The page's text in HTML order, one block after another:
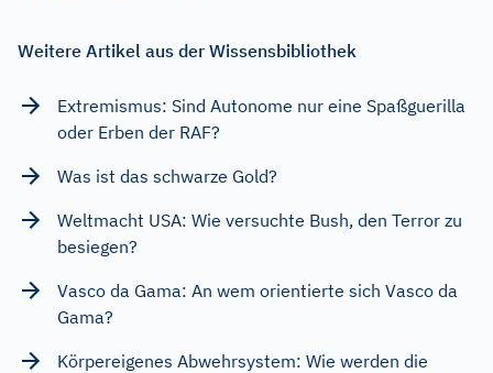
Weitere Artikel aus der Wissensbibliothek
Extremismus: Sind Autonome nur eine Spaßguerilla
oder Erben der RAF?
Was ist das schwarze Gold?
Weltmacht USA: Wie versuchte Bush, den Terror zu
besiegen?
Vasco da Gama: An wem orientierte sich Vasco da
Gama?
Körpereigenes Abwehrsystem: Wie werden die